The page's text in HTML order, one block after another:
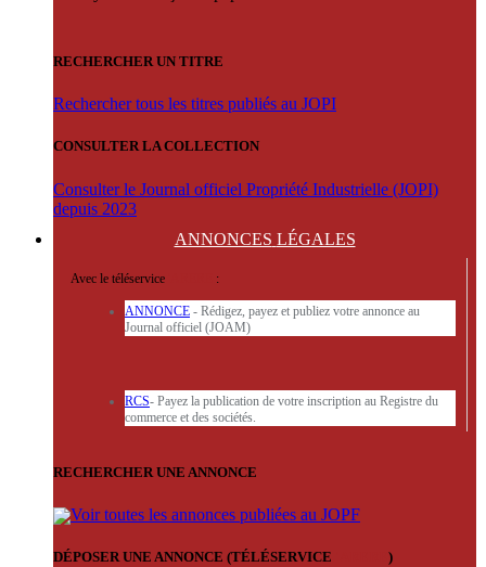
RECHERCHER UN TITRE
Rechercher tous les titres publiés au JOPI
CONSULTER LA COLLECTION
Consulter le Journal officiel Propriété Industrielle (JOPI)
depuis 2023
ANNONCES LÉGALES
Avec le téléservice :
ANNONCE - Rédigez, payez et publiez votre annonce au
Journal officiel (JOAM)
RCS- Payez la publication de votre inscription au Registre du
commerce et des sociétés.
RECHERCHER UNE ANNONCE
Voir toutes les annonces publiées au JOPF
DÉPOSER UNE ANNONCE (TÉLÉSERVICE )